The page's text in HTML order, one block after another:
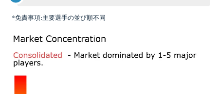
*免責事項:主要選手の並び順不同